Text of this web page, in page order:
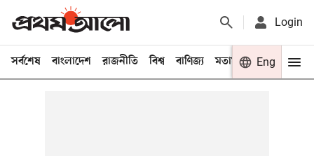
Login
সর্বশেষ বাংলাদেশ রাজনীতি বিশ্ব বাণিজ্য মতামত খেলা
Eng